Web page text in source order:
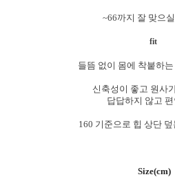
~66까지 잘 맞으
fit
들뜸 없이 몸에 착붙하
신축성이 좋고 원사
답답하지 않고
160 기준으로 힙 상단
Size(cm)